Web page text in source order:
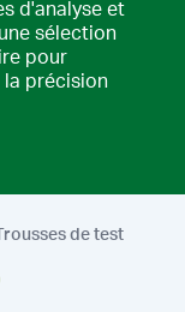
d'analyse et
sélection
pour
la précision
de test